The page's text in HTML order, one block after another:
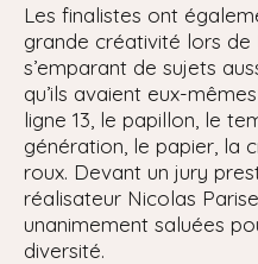
Les finalistes ont
grande créativité lors de
s’emparant de sujets
qu’ils avaient eux-
ligne 13, le papillon, le
génération, le papier, la
roux. Devant un jury
réalisateur Nicolas
unanimement saluées
diversité.